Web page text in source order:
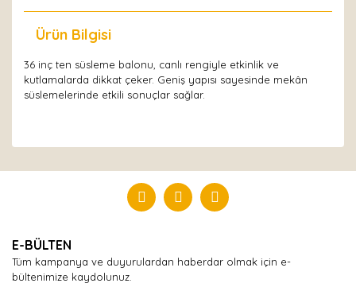
Ürün Bilgisi
36 inç ten süsleme balonu, canlı rengiyle etkinlik ve
kutlamalarda dikkat çeker. Geniş yapısı sayesinde mekân
süslemelerinde etkili sonuçlar sağlar.
Yorum Yaz
E-BÜLTEN
Tüm kampanya ve duyurulardan haberdar olmak için e-
bültenimize kaydolunuz.